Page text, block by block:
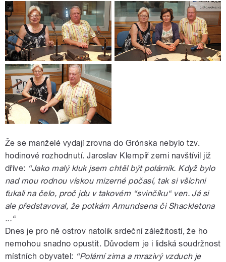
Že se manželé vydají zrovna do Grónska nebylo tzv.
hodinové rozhodnutí. Jaroslav Klempíř zemi navštívil již
dříve: “Jako malý kluk jsem chtěl být polárník. Když bylo
nad mou rodnou vískou mizerné počasí, tak si všichni
ťukali na čelo, proč jdu v takovém “svinčíku“ ven. Já si
ale představoval, že potkám Amundsena či Shackletona
...“
Dnes je pro ně ostrov natolik srdeční záležitostí, že ho
nemohou snadno opustit. Důvodem je i lidská soudržnost
místních obyvatel: “Polární zima a mrazivý vzduch je